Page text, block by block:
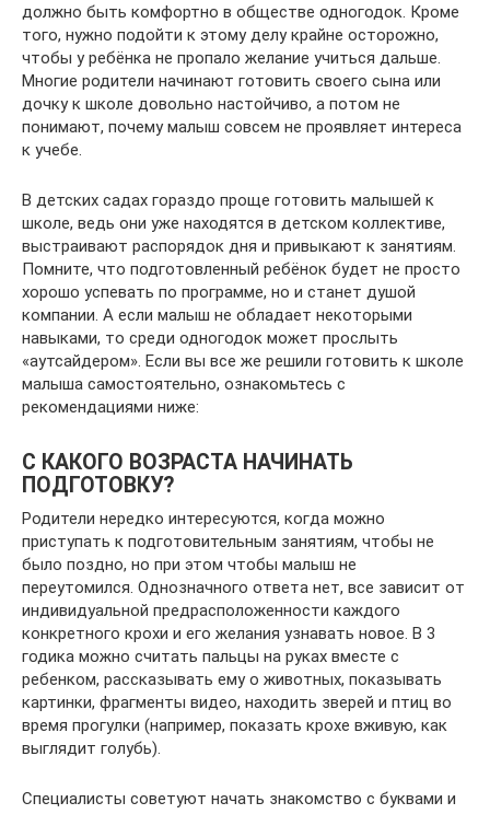
должно быть комфортно в обществе одногодок. Кроме
того, нужно подойти к этому делу крайне осторожно,
чтобы у ребёнка не пропало желание учиться дальше.
Многие родители начинают готовить своего сына или
дочку к школе довольно настойчиво, а потом не
понимают, почему малыш совсем не проявляет интереса
к учебе.
В детских садах гораздо проще готовить малышей к
школе, ведь они уже находятся в детском коллективе,
выстраивают распорядок дня и привыкают к занятиям.
Помните, что подготовленный ребёнок будет не просто
хорошо успевать по программе, но и станет душой
компании. А если малыш не обладает некоторыми
навыками, то среди одногодок может прослыть
«аутсайдером». Если вы все же решили готовить к школе
малыша самостоятельно, ознакомьтесь с
рекомендациями ниже:
С КАКОГО ВОЗРАСТА НАЧИНАТЬ
ПОДГОТОВКУ?
Родители нередко интересуются, когда можно
приступать к подготовительным занятиям, чтобы не
было поздно, но при этом чтобы малыш не
переутомился. Однозначного ответа нет, все зависит от
индивидуальной предрасположенности каждого
конкретного крохи и его желания узнавать новое. В 3
годика можно считать пальцы на руках вместе с
ребенком, рассказывать ему о животных, показывать
картинки, фрагменты видео, находить зверей и птиц во
время прогулки (например, показать крохе вживую, как
выглядит голубь).
Специалисты советуют начать знакомство с буквами и